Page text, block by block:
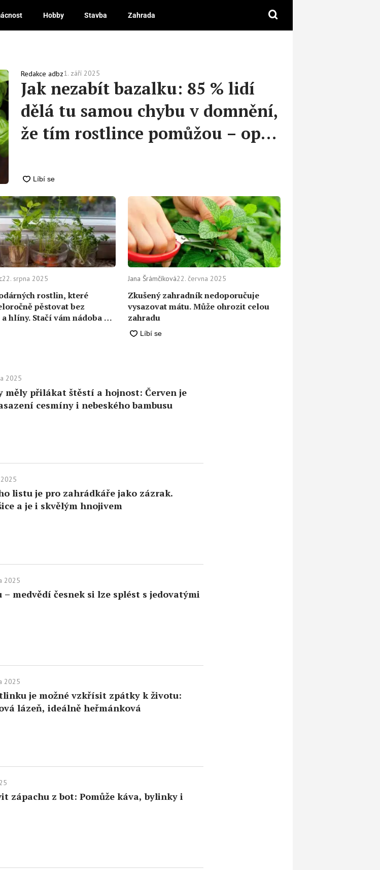
Hobby Stavba Zahrada
Redakce adbz1. září 2025
Jak nezabít bazalku: 85 % lidí
dělá tu samou chybu v domnění,
že tím rostlince pomůžou – opak
rostlin, které
pěstovat bez
hlíny. Stačí vám nádoba s
22. srpna 2025
Zkušený zahradník nedoporučuje
vysazovat mátu. Může ohrozit celou
zahradu
Jana Šrámčíková22. června 2025
2025
měly přilákat štěstí a hojnost: Červen je
cesmíny i nebeského bambusu
listu je pro zahrádkáře jako zázrak.
a je i skvělým hnojivem
2025
– medvědí česnek si lze splést s jedovatými
2025
je možné vzkřísit zpátky k životu:
lázeň, ideálně heřmánková
zápachu z bot: Pomůže káva, bylinky i